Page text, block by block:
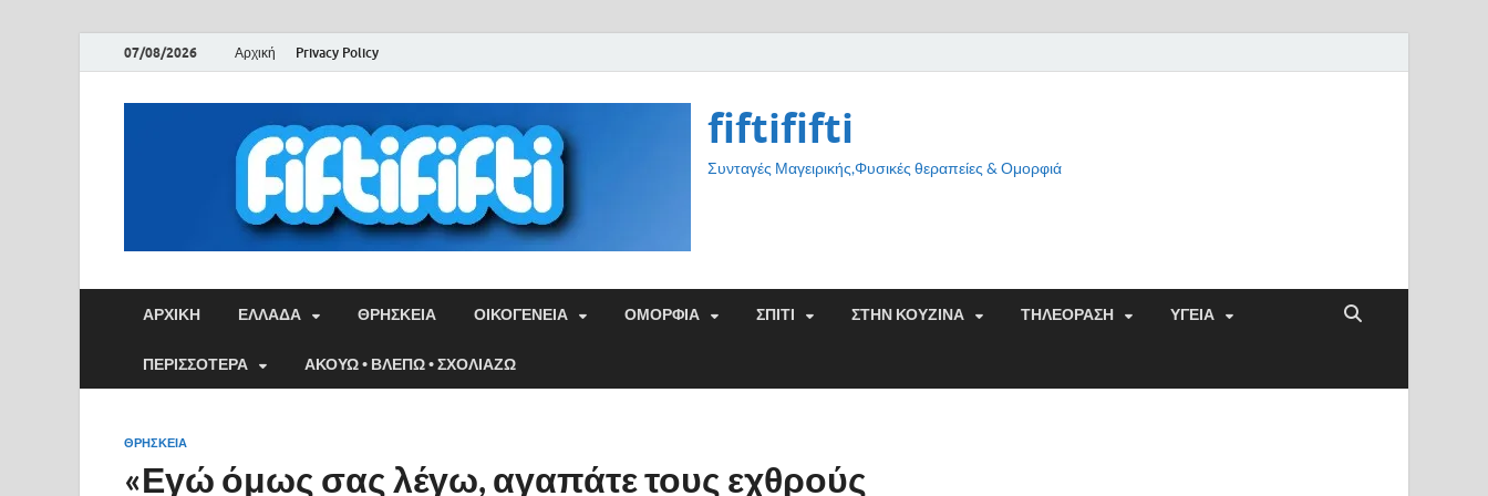
07/08/2026 Αρχική Privacy Policy
fiftififti
Συνταγές Μαγειρικής,Φυσικές θεραπείες & Ομορφιά
ΑΡΧΙΚΉ ΕΛΛΑΔΑ ΘΡΗΣΚΕΙΑ ΟΙΚΟΓΕΝΕΙΑ ΟΜΟΡΦΙΑ ΣΠΙΤΙ ΣΤΗΝ ΚΟΥΖΙΝΑ ΤΗΛΕΟΡΑΣΗ ΥΓΕΙΑ
ΠΕΡΙΣΣΟΤΕΡΑ ΑΚΟΥΩ • ΒΛΕΠΩ • ΣΧΟΛΙΑΖΩ
ΘΡΗΣΚΕΙΑ
«Εγώ όμως σας λέγω, αγαπάτε τους εχθρούς